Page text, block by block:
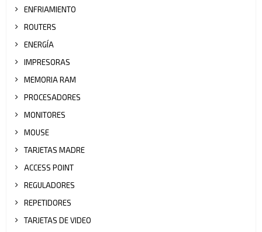
ENFRIAMIENTO
ROUTERS
ENERGÍA
IMPRESORAS
MEMORIA RAM
PROCESADORES
MONITORES
MOUSE
TARJETAS MADRE
ACCESS POINT
REGULADORES
REPETIDORES
TARJETAS DE VIDEO